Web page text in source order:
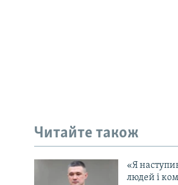
Читайте також
«Я
людей і